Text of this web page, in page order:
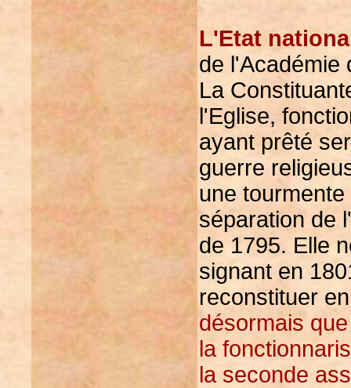
L'Etat
de l'Académie
La
l'Eglise,
ayant prêté
guerre
une
séparation de
de 1795. Elle
signant en
reconstituer
désormais
la
la seconde